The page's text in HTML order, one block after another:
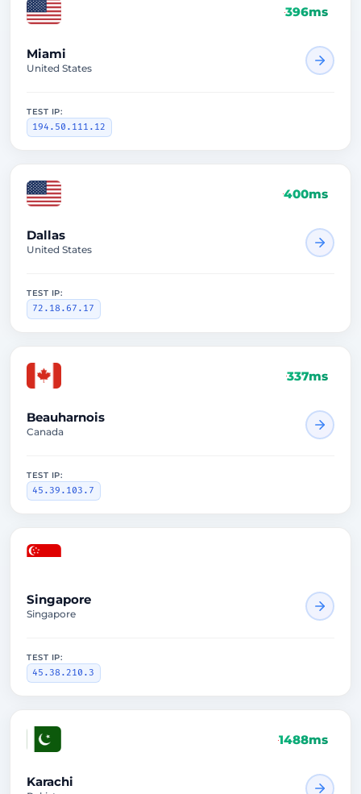
396ms
Miami
United States
TEST IP:
194.50.111.12
400ms
Dallas
United States
TEST IP:
72.18.67.17
337ms
Beauharnois
Canada
TEST IP:
45.39.103.7
Singapore
Singapore
TEST IP:
45.38.210.3
1488ms
Karachi